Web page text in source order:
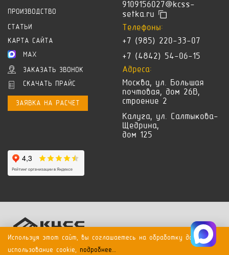
ПРОИЗВОДСТВО
СТАТЬИ
КАРТА САЙТА
MAX
ЗАКАЗАТЬ ЗВОНОК
СКАЧАТЬ ПРАЙС
ЗАЯВКА НА РАСЧЕТ
9109156027@kcss-
setka.ru
Телефоны:
+7 (985) 220-33-07
+7 (4842) 54-06-15
Адреса:
Москва, ул. Большая
почтовая, дом 26В,
строение 2
Калуга, ул. Салтыкова-
Щедрина,
дом 125
2026. ВСЕ ПРАВА ЗАЩИЩЕНЫ.ПОЛИТИКА КОНФИДЕНЦИАЛЬНОСТИ
Используя этот сайт, вы соглашаетесь на обработку данных и
использование cookie, подробнее…